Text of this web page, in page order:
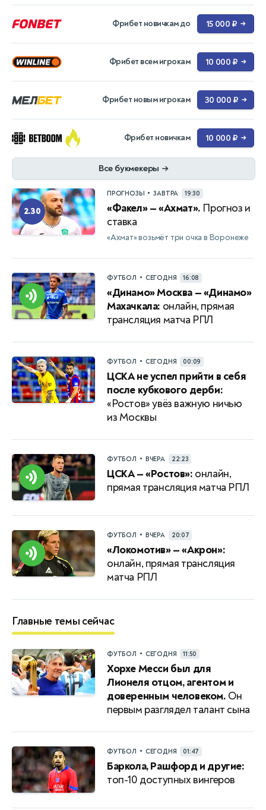
Фрибет новичкам до 15 000 ₽ →
Фрибет всем игрокам 10 000 ₽ →
Фрибет новым игрокам 30 000 ₽ →
Фрибет новичкам 10 000 ₽ →
Все букмекеры →
2.30
ПРОГНОЗЫ • ЗАВТРА 19:30
«Факел» — «Ахмат». Прогноз и
ставка
«Ахмат» возьмёт три очка в Воронеже
ФУТБОЛ • СЕГОДНЯ 16:08
«Динамо» Москва — «Динамо»
Махачкала: онлайн, прямая
трансляция матча РПЛ
ФУТБОЛ • СЕГОДНЯ 00:09
ЦСКА не успел прийти в себя
после кубкового дерби:
«Ростов» увёз важную ничью
из Москвы
ФУТБОЛ • ВЧЕРА 22:23
ЦСКА — «Ростов»: онлайн,
прямая трансляция матча РПЛ
ФУТБОЛ • ВЧЕРА 20:07
«Локомотив» — «Акрон»:
онлайн, прямая трансляция
матча РПЛ
Главные темы сейчас
ФУТБОЛ • СЕГОДНЯ 11:50
Хорхе Месси был для
Лионеля отцом, агентом и
доверенным человеком. Он
первым разглядел талант сына
ФУТБОЛ • СЕГОДНЯ 01:47
Баркола, Рашфорд и другие:
топ-10 доступных вингеров